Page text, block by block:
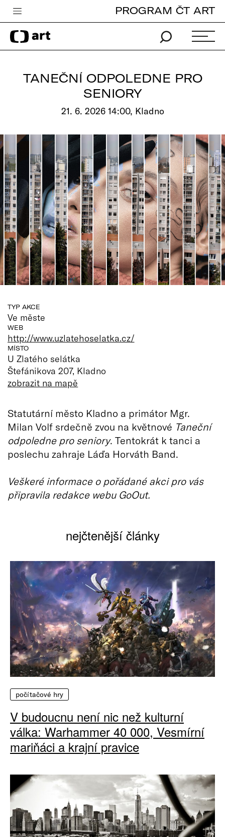
Česká televize
Zpravodajství
Vše o ČT
PROGRAM ČT ART
TANEČNÍ ODPOLEDNE PRO
SENIORY
21. 6. 2026 14:00, Kladno
TYP AKCE
Ve měste
WEB
http://www.uzlatehoselatka.cz/
MÍSTO
U Zlatého selátka
Štefánikova 207, Kladno
zobrazit na mapě
Statutární město Kladno a primátor Mgr.
Milan Volf srdečně zvou na květnové Taneční
odpoledne pro seniory. Tentokrát k tanci a
poslechu zahraje Láďa Horváth Band.
Veškeré informace o pořádané akci pro vás
připravila redakce webu GoOut.
nejčtenější články
počítačové hry
V budoucnu není nic než kulturní
válka: Warhammer 40 000, Vesmírní
mariňáci a krajní pravice